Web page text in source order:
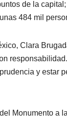
de la
484 mil
Clara
y estar
Monumento a